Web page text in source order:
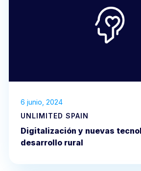
6 junio, 2024
UNLIMITED SPAIN
Digitalización y nuevas
desarrollo rural